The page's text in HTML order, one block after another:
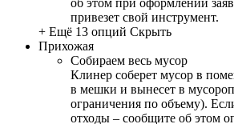
об этом при оформлении
привезет свой инструмент.
+ Ещё 13 опций Скрыть
Прихожая
Собираем весь мусор
Клинер соберет мусор в
в мешки и вынесет в
ограничения по объему).
отходы – сообщите об этом